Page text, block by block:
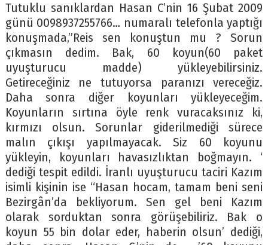
Tutuklu sanıklardan Hasan C’nin 16 Şubat 2009
günü 0098937255766… numaralı telefonla yaptığı
konuşmada,”Reis sen konuştun mu ? Sorun
çıkmasın dedim. Bak, 60 koyun(60 paket
uyuşturucu madde) yükleyebilirsiniz.
Getireceğiniz ne tutuyorsa paranızı vereceğiz.
Daha sonra diğer koyunları yükleyeceğim.
Koyunların sırtına öyle renk vuracaksınız ki,
kırmızı olsun. Sorunlar giderilmediği sürece
malın çıkışı yapılmayacak. Siz 60 koyunu
yükleyin, koyunları havasızlıktan boğmayın. ‘
dediği tespit edildi. İranlı uyuşturucu taciri Kazım
isimli kişinin ise “Hasan hocam, tamam beni seni
Bezirgân’da bekliyorum. Sen gel beni Kazım
olarak sorduktan sonra görüşebiliriz. Bak o
koyun 55 bin dolar eder, haberin olsun’ dediği,